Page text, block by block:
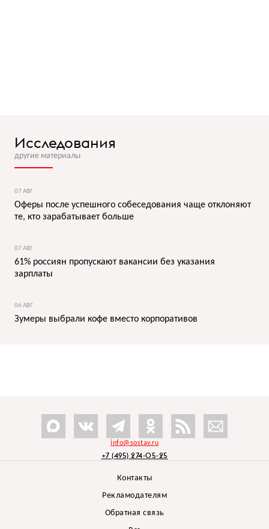
Исследования
другие материалы
07 АВГ
Оферы после успешного собеседования чаще отклоняют
те, кто зарабатывает больше
07 АВГ
61% россиян пропускают вакансии без указания
зарплаты
06 АВГ
Зумеры выбрали кофе вместо корпоративов
info@sostav.ru
+7 (495) 274-05-25
Контакты
Рекламодателям
Обратная связь